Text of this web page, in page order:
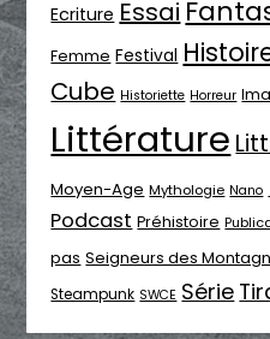
Ecriture Essai
Femme Festival
Cube Historiette Horreur
Littérature
Moyen-Age Mythologie Nano
Podcast Préhistoire
pas Seigneurs des
Steampunk SWCE Série